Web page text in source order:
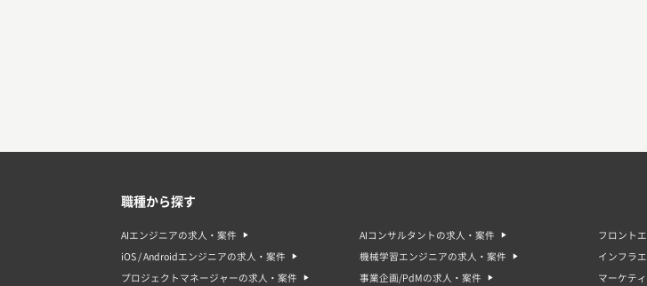
職種から探す
AIエンジニアの求人・案件 AIコンサルタントの求人・案件 フロント
iOS / Androidエンジニアの求人・案件 機械学習エンジニアの求人・案件 インフラ
プロジェクトマネージャーの求人・案件 事業企画/PdMの求人・案件 マーケテ